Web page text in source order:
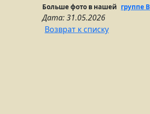
Больше фото в нашей группе
Дата: 31.05.2026
Возврат к списку